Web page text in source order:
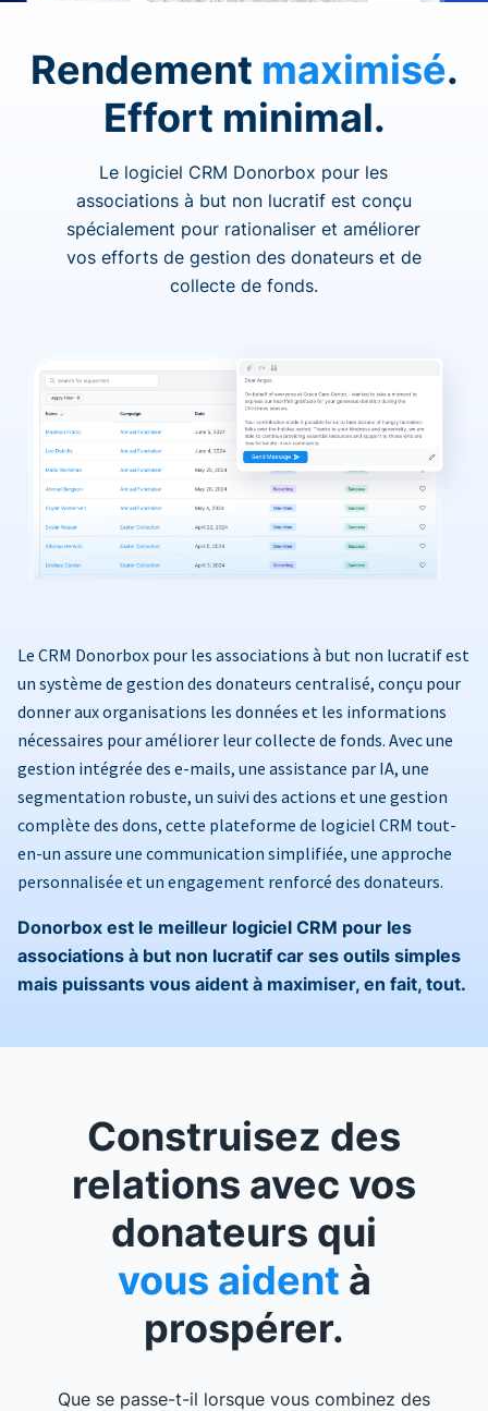
Rendement maximisé.
Effort minimal.
Le logiciel CRM Donorbox pour les
associations à but non lucratif est conçu
spécialement pour rationaliser et améliorer
vos efforts de gestion des donateurs et de
collecte de fonds.
Le CRM Donorbox pour les associations à but non lucratif est
un système de gestion des donateurs centralisé, conçu pour
donner aux organisations les données et les informations
nécessaires pour améliorer leur collecte de fonds. Avec une
gestion intégrée des e-mails, une assistance par IA, une
segmentation robuste, un suivi des actions et une gestion
complète des dons, cette plateforme de logiciel CRM tout-
en-un assure une communication simplifiée, une approche
personnalisée et un engagement renforcé des donateurs.
Donorbox est le meilleur logiciel CRM pour les
associations à but non lucratif car ses outils simples
mais puissants vous aident à maximiser, en fait, tout.
Construisez des
relations avec vos
donateurs qui
vous aident à
prospérer.
Que se passe-t-il lorsque vous combinez des